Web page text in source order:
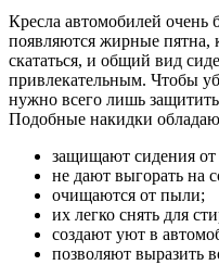
Кресла автомобилей очень
появляются жирные
скататься, и общий вид
привлекательным. Чтобы
нужно всего лишь
Подобные накидки
защищают сидения
не дают выгорать на
очищаются от пыли;
их легко снять для
создают уют в
позволяют выразить